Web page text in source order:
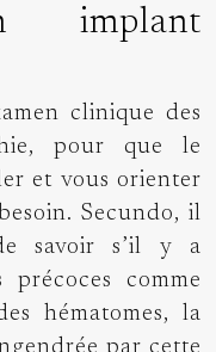
implant
clinique des
pour que le
et vous orienter
Secundo, il
savoir s’il y a
comme
hématomes, la